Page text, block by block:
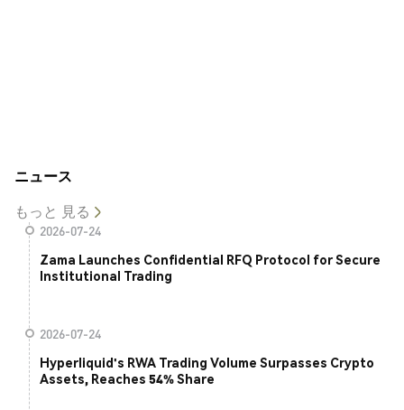
ニュース
もっと 見る
2026-07-24
Zama Launches Confidential RFQ Protocol for Secure
Institutional Trading
2026-07-24
Hyperliquid's RWA Trading Volume Surpasses Crypto
Assets, Reaches 54% Share